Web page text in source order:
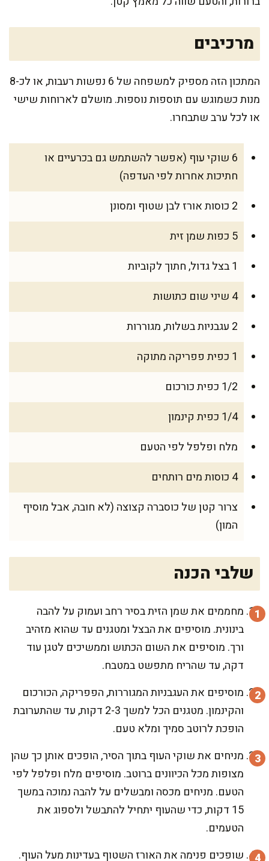
מרכיבים
המתכון הזה מספיק למשפחה של 6 נפשות רעבות, או לכ-8
מנות כשמוגש עם תוספות נוספות. מושלם לארוחות שישי
או לכל ערב שתבחרו.
6 שוקי עוף (אפשר להשתמש גם בכרעיים או
חתיכות אחרות לפי העדפה)
2 כוסות אורז לבן שטוף ומסונן
5 כפות שמן זית
1 בצל גדול, חתוך לקוביות
4 שיני שום כתושות
2 עגבניות בשלות, מגוררות
1 כפית פפריקה מתוקה
1/2 כפית כורכום
1/4 כפית קינמון
מלח ופלפל לפי הטעם
4 כוסות מים רותחים
צרור קטן של כוסברה קצוצה (לא חובה, אבל מוסיף
המון)
שלבי הכנה
מחממים את שמן הזית בסיר רחב ועמוק על להבה
בינונית. מוסיפים את הבצל ומטגנים עד שהוא מזהיב
ורך. מוסיפים את השום הכתוש וממשיכים לטגן עוד
דקה, עד שהריח מתפשט במטבח.
מוסיפים את העגבניות המגוררות, הפפריקה, הכורכום
והקינמון. מטגנים הכל למשך 2-3 דקות, עד שהתערובת
הופכת לרוטב סמיך ומלא טעם.
מניחים את שוקי העוף בתוך הסיר, הופכים אותן כך שהן
מצופות מכל הכיוונים ברוטב. מוסיפים מלח ופלפל לפי
הטעם. מניחים מכסה ומבשלים על להבה נמוכה במשך
15 דקות, כדי שהעוף יתחיל להתבשל ולספוג את
הטעמים.
שופכים פנימה את האורז השטוף בעדינות מעל העוף.